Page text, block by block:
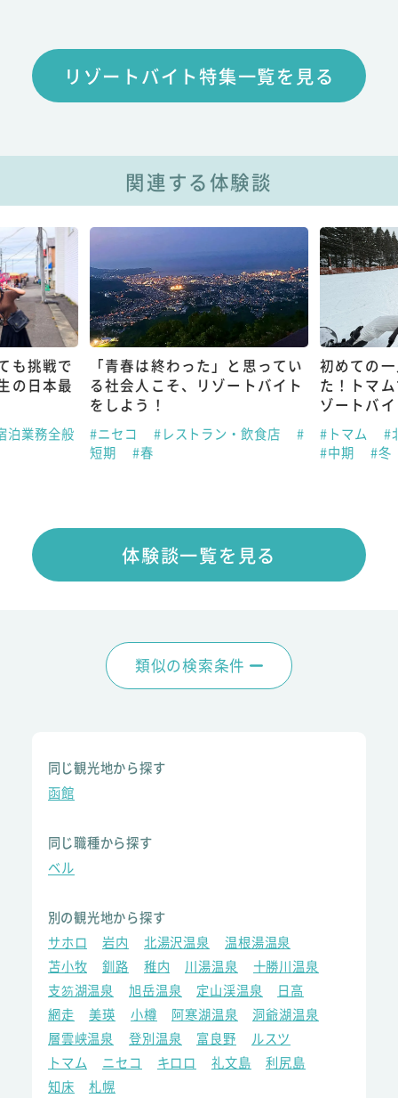
リゾートバイト特集一覧を見る
関連する体験談
も挑戦で
の日本最
泊業務全般
「青春は終わった」と思ってい
る社会人こそ、リゾートバイト
をしよう！
#ニセコ #レストラン・飲食店
#
短期
#春
初めての
た！トマ
ゾートバ
#トマム
#
#中期
#冬
体験談一覧を見る
類似の検索条件
同じ観光地から探す
函館
同じ職種から探す
ベル
別の観光地から探す
サホロ
岩内 北湯沢温泉
温根湯温泉
苫小牧
釧路 稚内 川湯温泉
十勝川温泉
支笏湖温泉
旭岳温泉 定山渓温泉
日高
網走
美瑛 小樽 阿寒湖温泉
洞爺湖温泉
層雲峡温泉
登別温泉 富良野
ルスツ
トマム
ニセコ キロロ 礼文島
利尻島
知床
札幌